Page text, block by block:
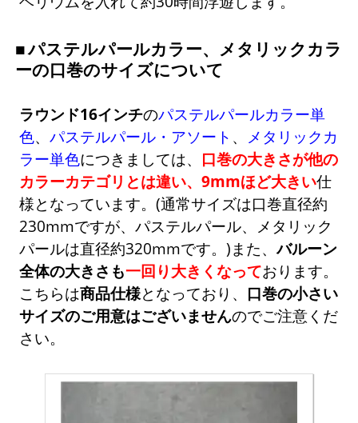
パステルパールカラー、メタリックカラ
ーの口巻のサイズについて
ラウンド16インチのパステルパールカラー単
色、パステルパール・アソート 、 メタリックカ
ラー単色につきましては、 口巻の大きさが他の
カラーカテゴリとは違い、9mmほど大きい仕
様となっています。(通常サイズは口巻直径約
230mmですが、パステルパール、メタリック
パールは直径約320mmです。)また、バルーン
全体の大きさも一回り大きくなっております。
こちらは商品仕様となっており、 口巻の小さい
サイズのご用意はございませんのでご注意くだ
さい。